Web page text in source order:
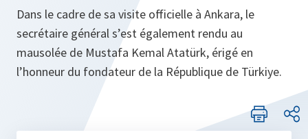
Dans le cadre de sa visite officielle à Ankara, le
secrétaire général s’est également rendu au
mausolée de Mustafa Kemal Atatürk, érigé en
l’honneur du fondateur de la République de Türkiye.